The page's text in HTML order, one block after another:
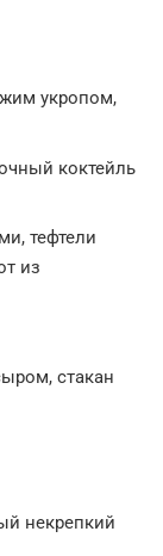
укропом,
коктейль
тефтели
из
стакан
некрепкий